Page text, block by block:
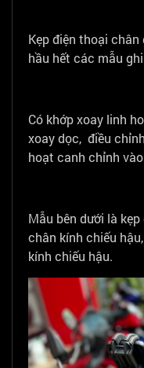
Kẹp điện thoại
hầu hết các mẫu
Có khớp xoay linh
xoay dọc, điều
hoạt canh chỉnh
Mẫu bên dưới là
chân kính chiếu
kính chiếu hậu.